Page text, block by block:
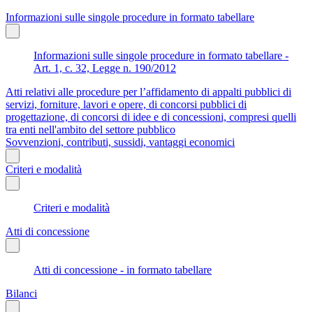
Informazioni sulle singole procedure in formato tabellare
Informazioni sulle singole procedure in formato tabellare -
Art. 1, c. 32, Legge n. 190/2012
Atti relativi alle procedure per l’affidamento di appalti pubblici di
servizi, forniture, lavori e opere, di concorsi pubblici di
progettazione, di concorsi di idee e di concessioni, compresi quelli
tra enti nell'ambito del settore pubblico
Sovvenzioni, contributi, sussidi, vantaggi economici
Criteri e modalità
Criteri e modalità
Atti di concessione
Atti di concessione - in formato tabellare
Bilanci